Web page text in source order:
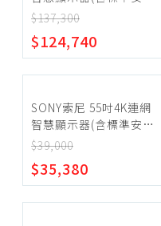
【Y-85XR50】
$137,300
$124,740
SONY索尼 55吋4K連網
智慧顯示器(含標準安裝)
【Y-55XR50】
$39,000
$35,380